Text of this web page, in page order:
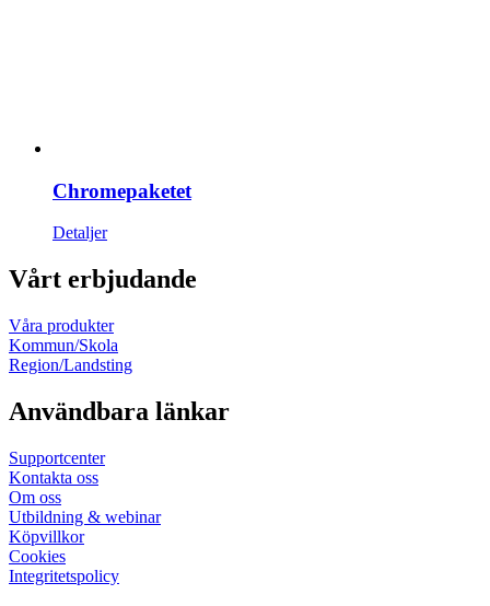
Chromepaketet
Detaljer
Vårt erbjudande
Våra produkter
Kommun/Skola
Region/Landsting
Användbara länkar
Supportcenter
Kontakta oss
Om oss
Utbildning & webinar
Köpvillkor
Cookies
Integritetspolicy